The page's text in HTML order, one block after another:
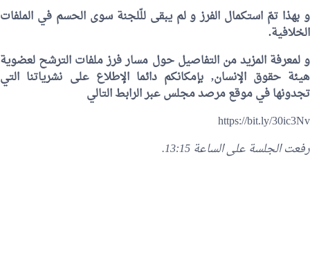
و بهذا تمّ استكمال الفرز و لم يبقى للّلجنة سوى الحسم في الملفات
الخلافية.
و لمعرفة المزيد من التفاصيل حول مسار فرز ملفات الترشح لعضوية
هيئة حقوق الإنسان, بإمكانكم دائما الإطلاع على نشرياتنا التي
تجدونها في موقع مرصد مجلس عبر الرابط التالي
https://bit.ly/30ic3Nv
رفعت الجلسة على الساعة 13:15.